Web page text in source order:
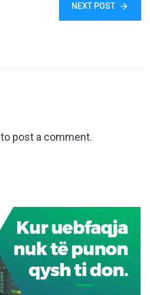
NEXT POST
to post a comment.